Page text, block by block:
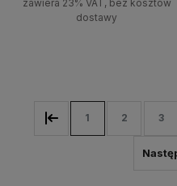
zawiera 23% VAT, bez kosztów
dostawy
1 2 3